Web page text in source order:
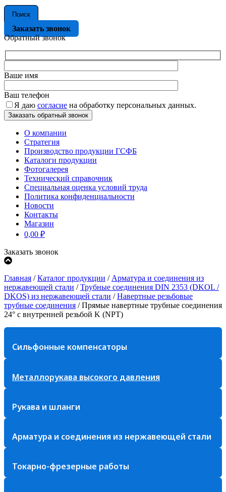
Поиск
Заказать звонок
Обратный звонок
Ваше имя
Ваш телефон
Я даю согласие на обработку персональных данных.
О компании
Стратегия
Производство продукции ГСФБ
Каталоги продукции
Фотогалерея
Технический справочник
Специальная оценка условий труда
Политика конфиденциальности
Новости
Контакты
Магазин
0,00 ₽
Заказать звонок
Главная /Каталог продукции / Арматура и соединения из
нержавеющей стали /Трубные соединения DIN 2353 (DKOL /
DKOS) из нержавеющей стали /Навертные резьбовые
трубные соединения /Прямые навертные трубные соединения
24° с внутренней резьбой K (NPT)
Сильфонные компенсаторы
Металлорукава высокого давления
Рукава и шланги
Арматура и соединения из нержавеющей стали
Токарно-фрезерные работы